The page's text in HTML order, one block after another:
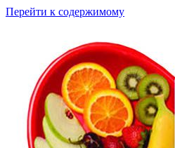
Перейти к содержимому